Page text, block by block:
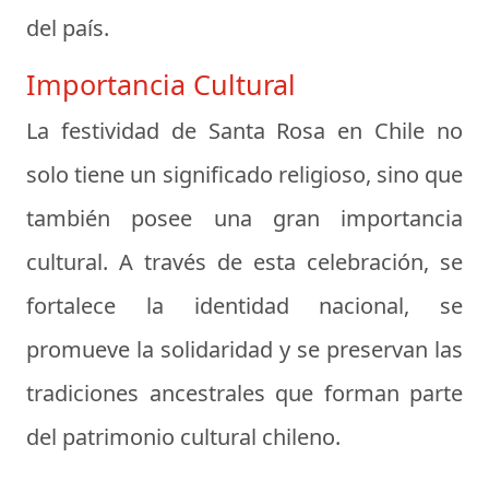
del país.
Importancia Cultural
La festividad de Santa Rosa en Chile no
solo tiene un significado religioso, sino que
también posee una gran importancia
cultural. A través de esta celebración, se
fortalece la identidad nacional, se
promueve la solidaridad y se preservan las
tradiciones ancestrales que forman parte
del patrimonio cultural chileno.